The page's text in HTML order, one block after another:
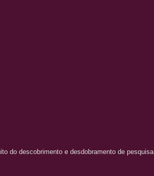
do descobrimento e desdobramento de pesquisa